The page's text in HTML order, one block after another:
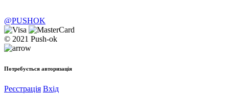
@PUSHOK
© 2021 Push-ok
Потребується авторизація
Реєстрація Вхід